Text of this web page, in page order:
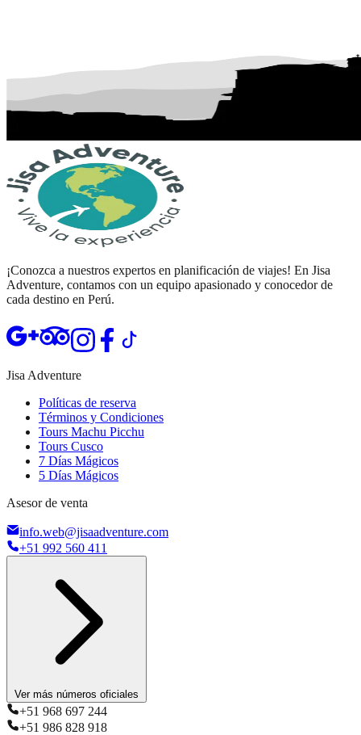
¡Conozca a nuestros expertos en planificación de viajes! En Jisa
Adventure, contamos con un equipo apasionado y conocedor de
cada destino en Perú.
Abrir TripAdvisor de Jisa Adventure
Abrir Instagram de Jisa Adventure
Jisa Adventure
Políticas de reserva
Términos y Condiciones
Tours Machu Picchu
Tours Cusco
7 Días Mágicos
5 Días Mágicos
Asesor de venta
info.web@jisaadventure.com
+51 992 560 411
Ver más números oficiales
+51 968 697 244
+51 986 828 918